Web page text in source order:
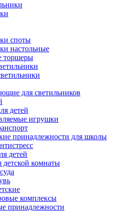
споты
настольные
торшеры
для светильников
детей
игрушки
принадлежности для школы
детей
детской комнаты
комплексы
принадлежности